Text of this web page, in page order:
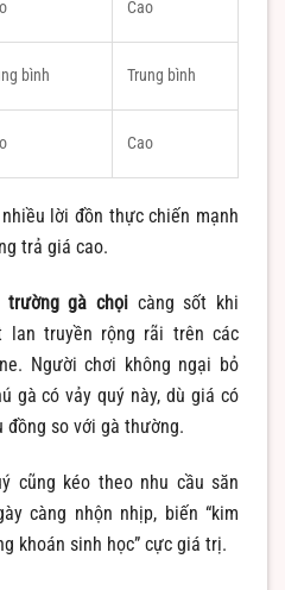
Cao
bình Trung bình
Cao
lời đồn thực chiến mạnh
trả giá cao.
trường gà chọicàng sốt khi
truyền rộng rãi trên các
Người chơi không ngại bỏ
gà có vảy quý này, dù giá có
so với gà thường.
cũng kéo theo nhu cầu săn
càng nhộn nhịp, biến “kim
khoán sinh học” cực giá trị.